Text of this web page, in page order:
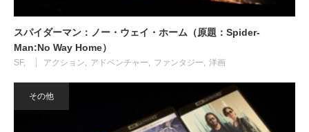
スパイダーマン：ノー・ウェイ・ホーム（原題：Spider-
Man:No Way Home）
SF アクション アドベンチャー ファンタジー 洋画
その他